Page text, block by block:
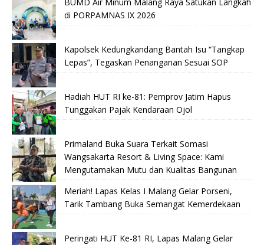
BUMD Air Minum Malang Raya Satukan Langkah
di PORPAMNAS IX 2026
Kapolsek Kedungkandang Bantah Isu “Tangkap
Lepas”, Tegaskan Penanganan Sesuai SOP
Hadiah HUT RI ke-81: Pemprov Jatim Hapus
Tunggakan Pajak Kendaraan Ojol
Primaland Buka Suara Terkait Somasi
Wangsakarta Resort & Living Space: Kami
Mengutamakan Mutu dan Kualitas Bangunan
Meriah! Lapas Kelas I Malang Gelar Porseni,
Tarik Tambang Buka Semangat Kemerdekaan
Peringati HUT Ke-81 RI, Lapas Malang Gelar